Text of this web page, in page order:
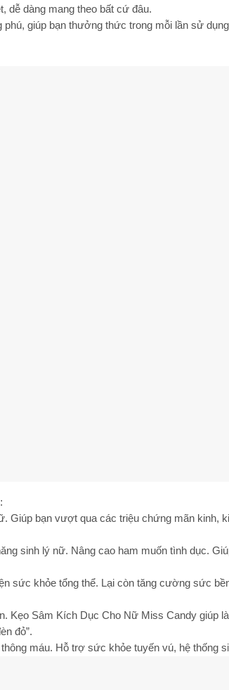
dễ dàng mang theo bất cứ đâu.
giúp bạn thưởng thức trong mỗi lần sử
Giúp bạn vượt qua các triệu chứng mãn kinh,
sinh lý nữ. Nâng cao ham muốn tình dục.
sức khỏe tổng thể. Lại còn tăng cường sức
Kẹo Sâm Kích Dục Cho Nữ Miss Candy giúp
đỏ”.
máu. Hỗ trợ sức khỏe tuyến vú, hệ thống